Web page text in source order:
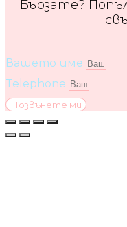
Бързате?
Вашето име
Telephone
Позвънете ми